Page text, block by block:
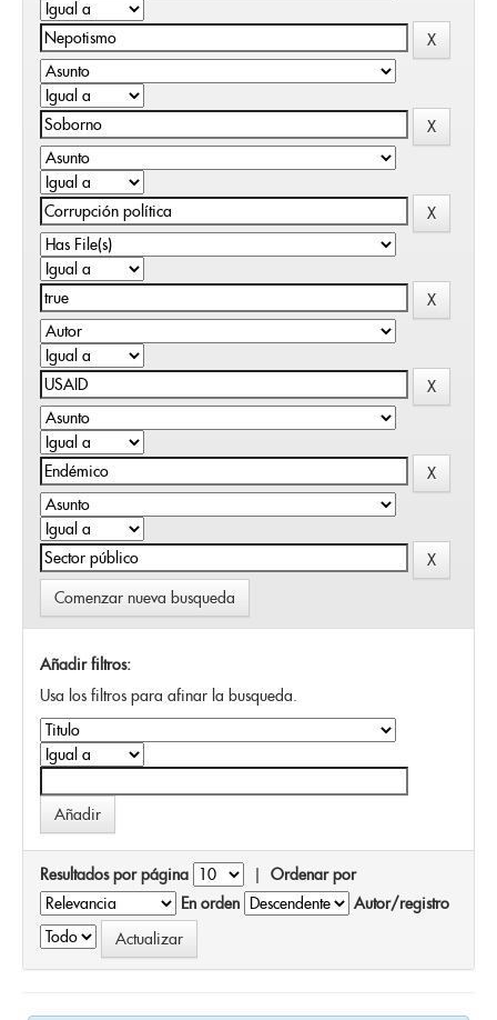
Comenzar nueva busqueda
Añadir filtros:
Usa los filtros para afinar la busqueda.
Resultados por página | Ordenar por
En orden
Autor/registro